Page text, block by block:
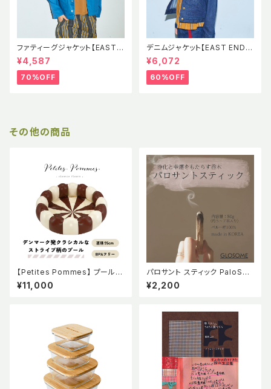
ファティーグジャケット【EAST E
ND HIGHLANDERS】EEH SS
Fatigue Jacket
¥4,587
70%OFF
デニムジャケット【EAST END H
IGHLANDERS】EEH Denim J
acket 児島デニム
¥6,072
60%OFF
その他の商品
【Petites Pommes】 プール
直径95cm CHARLESTON T
AN BPAフリー プティットポム
¥11,000
パロサント スティック PaloSan
to Stick GLOSOME グローサ
ム 瞑想 浄化 幸運 ヨガ リラック
¥2,200